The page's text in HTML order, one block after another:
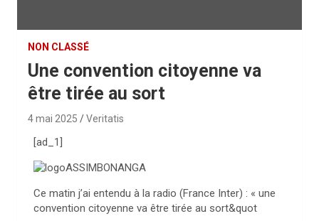
NON CLASSÉ
Une convention citoyenne va
être tirée au sort
4 mai 2025 Veritatis
[ad_1]
ASSIMBONANGA
Ce matin j’ai entendu à la radio (France Inter) : « une
convention citoyenne va être tirée au sort&quot